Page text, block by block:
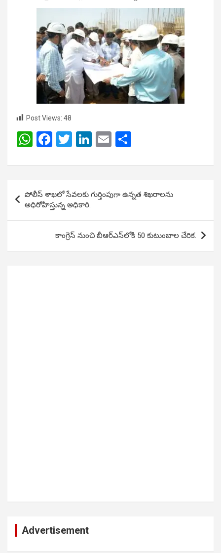
Post Views: 48
W
at
s
A
p
F
ce
b
o
o
k
T
tt
er
Li
ke
dI
n
E
ail ar
e
navigation
పోలీస్ శాఖలో సేవలకు గుర్తింపుగా ఉన్నత శిఖరాలను
అధిరోహిస్తున్న అధికారి.
కాంగ్రెస్ నుంచి బీఆర్ఎస్‌లోకి 50 కుటుంబాల చేరిక.
Advertisement